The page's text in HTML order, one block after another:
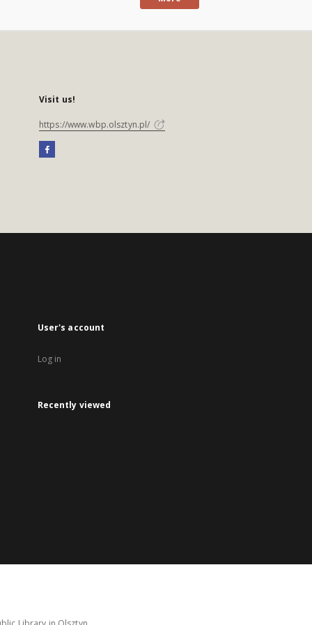
Visit us!
https://www.wbp.olsztyn.pl/
User's account
Log in
Recently viewed